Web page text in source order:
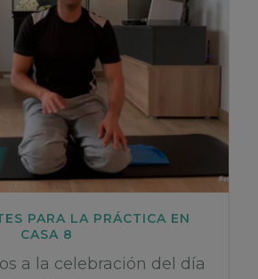
PARA LA PRÁCTICA EN
CASA 8
a la celebración del día